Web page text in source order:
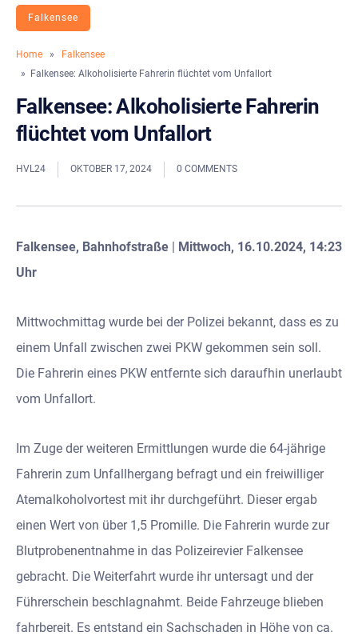
Falkensee
Home »
Falkensee
» Falkensee: Alkoholisierte Fahrerin flüchtet vom Unfallort
Falkensee: Alkoholisierte Fahrerin
flüchtet vom Unfallort
HVL24 OKTOBER 17, 2024 0 COMMENTS
Falkensee, Bahnhofstraße | Mittwoch, 16.10.2024, 14:23
Uhr
Mittwochmittag wurde bei der Polizei bekannt, dass es zu
einem Unfall zwischen zwei PKW gekommen sein soll.
Die Fahrerin eines PKW entfernte sich daraufhin unerlaubt
vom Unfallort.
Im Zuge der weiteren Ermittlungen wurde die 64-jährige
Fahrerin zum Unfallhergang befragt und ein freiwilliger
Atemalkoholvortest mit ihr durchgeführt. Dieser ergab
einen Wert von über 1,5 Promille. Die Fahrerin wurde zur
Blutprobenentnahme in das Polizeirevier Falkensee
gebracht. Die Weiterfahrt wurde ihr untersagt und der
Führerschein beschlagnahmt. Beide Fahrzeuge blieben
fahrbereit. Es entstand ein Sachschaden in Höhe von ca.